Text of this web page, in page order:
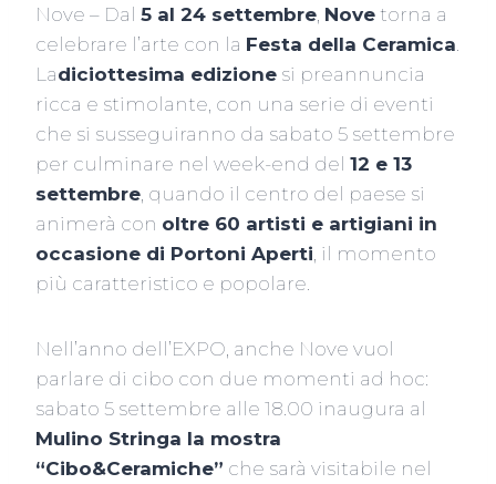
Nove – Dal 5 al 24 settembre Nove torna a
celebrare l’arte con la Festa della Ceramica
Ladiciottesima edizione si preannuncia
ricca e stimolante, con una serie di eventi
che si susseguiranno da sabato 5 settembre
per culminare nel week-end del 12 e 13
settembre , quando il centro del paese si
animerà con oltre 60 artisti e artigiani in
occasione di Portoni Aperti , il momento
più caratteristico e popolare.
Nell’anno dell’EXPO, anche Nove vuol
parlare di cibo con due momenti ad hoc:
sabato 5 settembre alle 18.00 inaugura al
Mulino Stringa la mostra
“Cibo&Ceramiche” che sarà visitabile nel